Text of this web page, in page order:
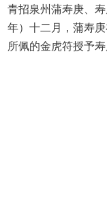
青招泉州蒲寿庚、
年）十二月，蒲寿
所佩的金虎符授予